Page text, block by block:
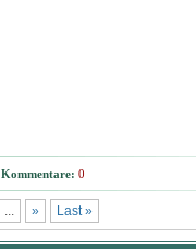
Kommentare: 0
... » Last »